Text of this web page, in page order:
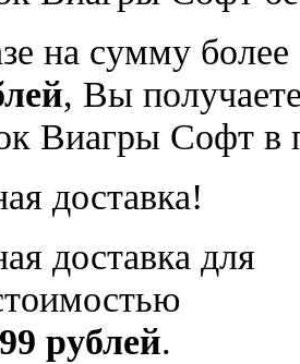
на сумму более
, Вы
Виагры Софт в
доставка!
доставка для
рублей.